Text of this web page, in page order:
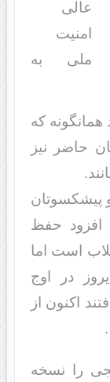
عالی
امنیت
ملی به
که
حاضر نیز
پیشکسوتان
افزود حفظ
است اما
در اوج
اکنون از
را نسخه